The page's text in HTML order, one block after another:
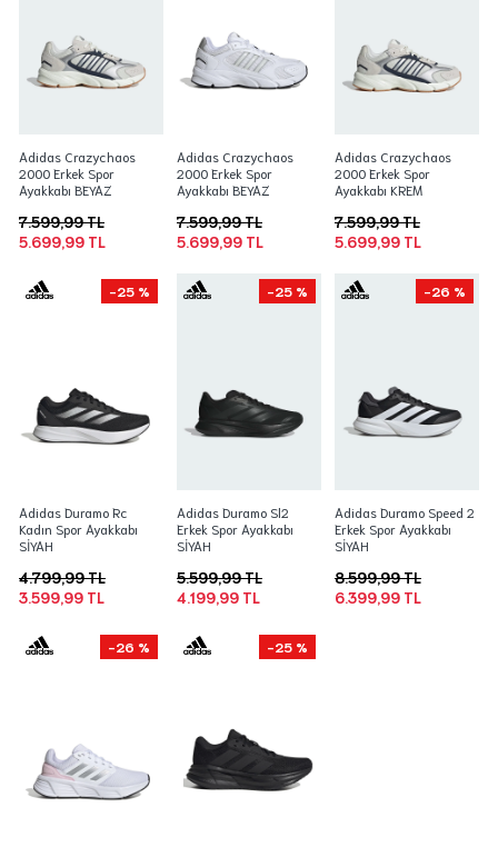
Adidas Crazychaos
2000 Erkek Spor
Ayakkabı BEYAZ
5.699,99 TL
7.599,99 TL
Adidas Crazychaos
2000 Erkek Spor
Ayakkabı BEYAZ
5.699,99 TL
7.599,99 TL
Adidas Crazychaos
2000 Erkek Spor
Ayakkabı KREM
5.699,99 TL
7.599,99 TL
-25 %
Adidas Duramo Rc
Kadın Spor Ayakkabı
SİYAH
3.599,99 TL
4.799,99 TL
-25 %
Adidas Duramo Sl2
Erkek Spor Ayakkabı
SİYAH
4.199,99 TL
5.599,99 TL
-26 %
Adidas Duramo Speed 2
Erkek Spor Ayakkabı
SİYAH
6.399,99 TL
8.599,99 TL
-26 % -25 %